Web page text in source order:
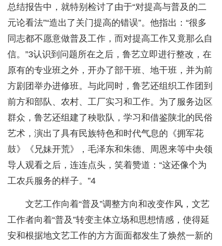
总结报告中，就特别检讨了由于“对提高与普及的二
元论看法”“造出了关门提高的错误”。他指出：“很多
同志都不愿意做普及工作，而对提高工作又竟那么自
信。”3认识到问题所在之后，鲁艺立即进行整改，在
原有的专业班之外，开办了部干班、地干班，并为前
方剧团举办进修班。与此同时，鲁艺还组织工作团到
前方和部队、农村、工厂实习和工作。为了服务边区
群众，鲁艺还组建了秧歌队，学习和借鉴陕北的民俗
艺术，演出了具有民族特色和时代气息的《拥军花
鼓》《兄妹开荒》，毛泽东和朱德、周恩来等中央领
导人观看之后，连连点头，笑着赞道：“这还像个为
工农兵服务的样子。”4
文艺工作向着“普及”调整方向和改变作风，文艺
工作者向着“普及”转变主体立场和思想情感，使得延
安和根据地文艺工作的方方面面都发生了焕然一新的